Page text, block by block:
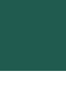
webbplats.